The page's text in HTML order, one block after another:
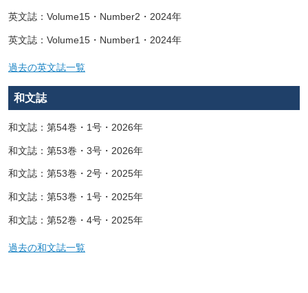
英文誌：Volume15・Number2・2024年
英文誌：Volume15・Number1・2024年
過去の英文誌一覧
和文誌
和文誌：第54巻・1号・2026年
和文誌：第53巻・3号・2026年
和文誌：第53巻・2号・2025年
和文誌：第53巻・1号・2025年
和文誌：第52巻・4号・2025年
過去の和文誌一覧